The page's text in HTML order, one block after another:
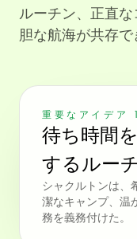
ルーチン、正直
胆な航海が共存で
重要なアイデア 1
待ち時間
するルー
シャクルトンは、
潔なキャンプ、温
務を義務付けた。